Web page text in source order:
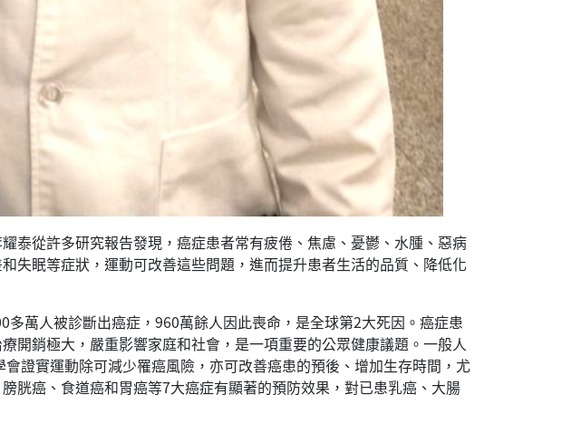
從許多研究報告發現，癌症患者常有疲倦、焦慮、憂鬱、水腫、惡病
失眠等症狀，運動可改善這些問題，進而提升患者生活的品質、降低化
萬人被診斷出癌症，960萬餘人因此喪命，是全球第2大死因。癌症患
開銷極大，嚴重影響家庭和社會，是一項重要的公眾健康議題。一般人
證實運動除可減少罹癌風險，亦可改善癌患的預後、增加生存時間，尤
胱癌、食道癌和胃癌等7大癌症有顯著的預防效果，對已患乳癌、大腸